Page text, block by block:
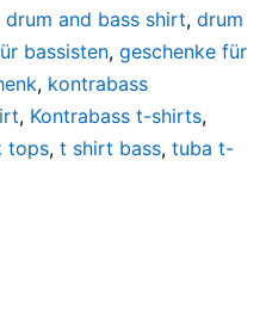
drum and bass shirt, drum
bassisten, geschenke für
, kontrabass
, Kontrabass t-shirts,
tops, t shirt bass, tuba t-